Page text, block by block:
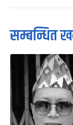
सम्बन्धित